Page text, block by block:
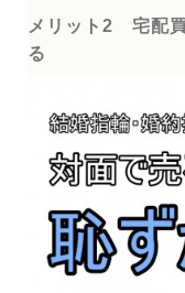
メリット2 宅配
る